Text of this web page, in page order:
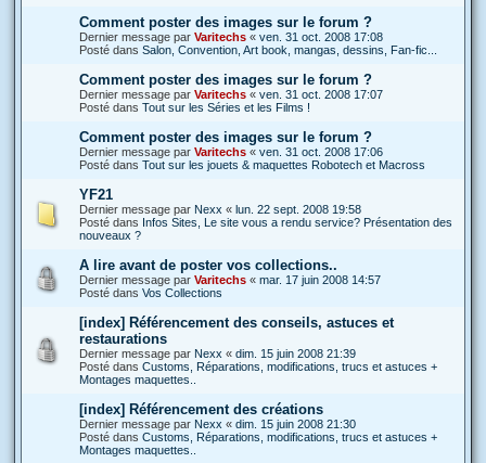
Comment poster des images sur le forum ?
Dernier message par Varitechs « ven. 31 oct. 2008 17:08
Posté dans Salon, Convention, Art book, mangas, dessins, Fan-fic...
Comment poster des images sur le forum ?
Dernier message par Varitechs « ven. 31 oct. 2008 17:07
Posté dans Tout sur les Séries et les Films !
Comment poster des images sur le forum ?
Dernier message par Varitechs « ven. 31 oct. 2008 17:06
Posté dans Tout sur les jouets & maquettes Robotech et Macross
YF21
Dernier message par Nexx « lun. 22 sept. 2008 19:58
Posté dans Infos Sites, Le site vous a rendu service? Présentation des
nouveaux ?
A lire avant de poster vos collections..
Dernier message par Varitechs « mar. 17 juin 2008 14:57
Posté dans Vos Collections
[index] Référencement des conseils, astuces et
restaurations
Dernier message par Nexx « dim. 15 juin 2008 21:39
Posté dans Customs, Réparations, modifications, trucs et astuces +
Montages maquettes..
[index] Référencement des créations
Dernier message par Nexx « dim. 15 juin 2008 21:30
Posté dans Customs, Réparations, modifications, trucs et astuces +
Montages maquettes..